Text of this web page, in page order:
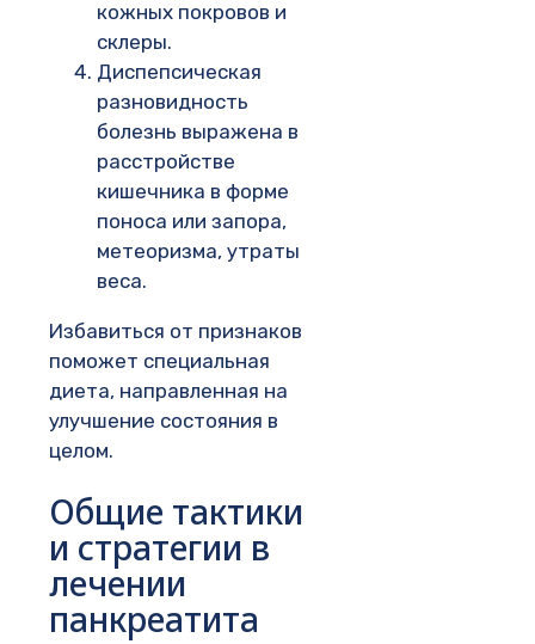
кожных покровов и
склеры.
Диспепсическая
разновидность
болезнь выражена в
расстройстве
кишечника в форме
поноса или запора,
метеоризма, утраты
веса.
Избавиться от признаков
поможет специальная
диета, направленная на
улучшение состояния в
целом.
Общие тактики
и стратегии в
лечении
панкреатита